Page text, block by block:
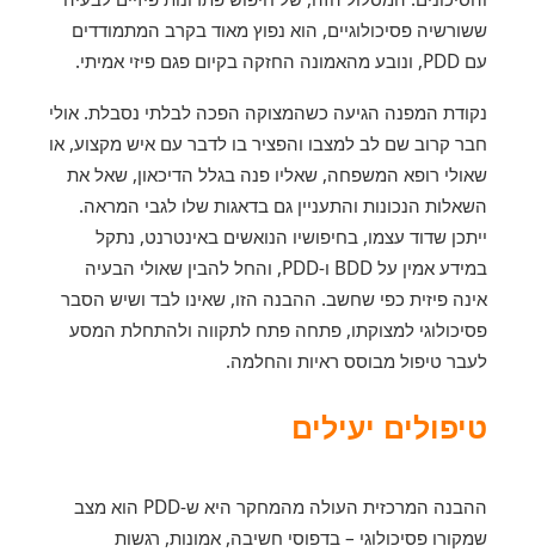
ששורשיה פסיכולוגיים, הוא נפוץ מאוד בקרב המתמודדים
עם PDD, ונובע מהאמונה החזקה בקיום פגם פיזי אמיתי.
נקודת המפנה הגיעה כשהמצוקה הפכה לבלתי נסבלת. אולי
חבר קרוב שם לב למצבו והפציר בו לדבר עם איש מקצוע, או
שאולי רופא המשפחה, שאליו פנה בגלל הדיכאון, שאל את
השאלות הנכונות והתעניין גם בדאגות שלו לגבי המראה.
ייתכן שדוד עצמו, בחיפושיו הנואשים באינטרנט, נתקל
במידע אמין על BDD ו-PDD, והחל להבין שאולי הבעיה
אינה פיזית כפי שחשב. ההבנה הזו, שאינו לבד ושיש הסבר
פסיכולוגי למצוקתו, פתחה פתח לתקווה ולהתחלת המסע
לעבר טיפול מבוסס ראיות והחלמה.
טיפולים יעילים
ההבנה המרכזית העולה מהמחקר היא ש-PDD הוא מצב
שמקורו פסיכולוגי – בדפוסי חשיבה, אמונות, רגשות